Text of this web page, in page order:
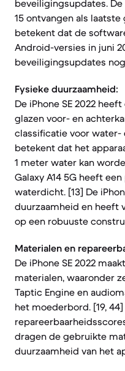
beveiligingsupdates. De
15 ontvangen als
betekent dat de
Android-versies in juni
beveiligingsupdates
Fysieke duurzaamheid:
De iPhone SE 2022
glazen voor- en
classificatie voor
betekent dat het
1 meter water kan
Galaxy A14 5G heeft
waterdicht. [13] De
duurzaamheid en heeft
op een robuuste
Materialen en
De iPhone SE 2022
materialen, waaronder
Taptic Engine en
het moederbord. [19,
dragen de gebruikte
duurzaamheid van het